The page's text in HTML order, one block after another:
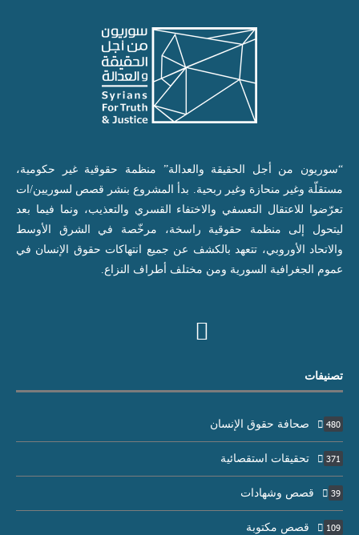
“سوريون من أجل الحقيقة والعدالة” منظمة حقوقية غير حكومية،
مستقلّة وغير منحازة وغير ربحية. بدأ المشروع بنشر قصص لسوريين/ات
تعرّضوا للاعتقال التعسفي والاختفاء القسري والتعذيب، ونما فيما بعد
ليتحول إلى منظمة حقوقية راسخة، مرخّصة في الشرق الأوسط
والاتحاد الأوروبي، تتعهد بالكشف عن جميع انتهاكات حقوق الإنسان في
عموم الجغرافية السورية ومن مختلف أطراف النزاع.
تصنيفات
صحافة حقوق الإنسان 480
تحقيقات استقصائية 371
قصص وشهادات 39
قصص مكتوبة 109